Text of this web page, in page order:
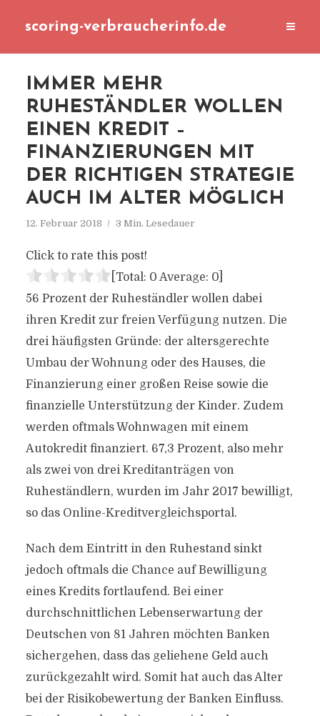
scoring-verbraucherinfo.de
IMMER MEHR
RUHESTÄNDLER WOLLEN
EINEN KREDIT –
FINANZIERUNGEN MIT
DER RICHTIGEN STRATEGIE
AUCH IM ALTER MÖGLICH
12. Februar 2018 3 Min. Lesedauer
Click to rate this post!
[Total: 0 Average: 0]
56 Prozent der Ruheständler wollen dabei
ihren Kredit zur freien Verfügung nutzen. Die
drei häufigsten Gründe: der altersgerechte
Umbau der Wohnung oder des Hauses, die
Finanzierung einer großen Reise sowie die
finanzielle Unterstützung der Kinder. Zudem
werden oftmals Wohnwagen mit einem
Autokredit finanziert. 67,3 Prozent, also mehr
als zwei von drei Kreditanträgen von
Ruheständlern, wurden im Jahr 2017 bewilligt,
so das Online-Kreditvergleichsportal.
Nach dem Eintritt in den Ruhestand sinkt
jedoch oftmals die Chance auf Bewilligung
eines Kredits fortlaufend. Bei einer
durchschnittlichen Lebenserwartung der
Deutschen von 81 Jahren möchten Banken
sichergehen, dass das geliehene Geld auch
zurückgezahlt wird. Somit hat auch das Alter
bei der Risikobewertung der Banken Einfluss.